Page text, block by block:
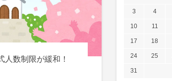
人数制限が緩和！
3 4
10 11
17 18
24 25
31